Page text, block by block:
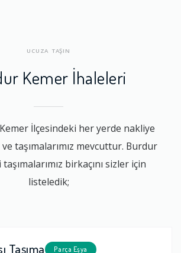
UCUZA TAŞIN
Kemer İhaleleri
İlçesindeki her yerde nakliye
taşımalarımız mevcuttur. Burdur
birkaçını sizler için
listeledik;
Taşıma Parça Eşya